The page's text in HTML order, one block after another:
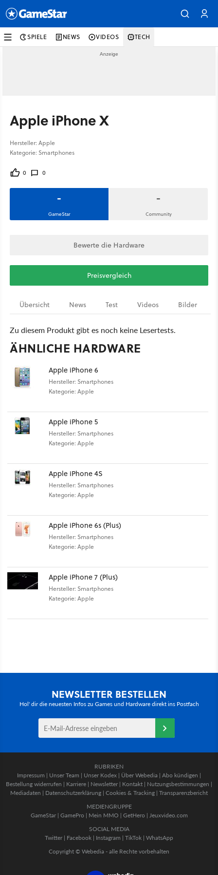
SPIELE NEWS VIDEOS TECH
Apple iPhone X
Hersteller: Apple
Kategorie: Smartphones
0 0
-
GameStar
-
Community
Bewerte die Hardware
Preisvergleich
Übersicht News Test Videos Bilder
Zu diesem Produkt gibt es noch keine Lesertests.
ÄHNLICHE HARDWARE
Apple iPhone 6
Hersteller: Smartphones
Kategorie: Apple
Apple iPhone 5
Hersteller: Smartphones
Kategorie: Apple
Apple iPhone 4S
Hersteller: Smartphones
Kategorie: Apple
Apple iPhone 6s (Plus)
Hersteller: Smartphones
Kategorie: Apple
Apple iPhone 7 (Plus)
Hersteller: Smartphones
Kategorie: Apple
NEWSLETTER BESTELLEN
Hol' dir die neuesten Infos zu Games und Hardware direkt ins Postfach
RUBRIKEN
Impressum | Unser Team | Unser Kodex | Über Webedia | Abo kündigen |
Bestellung widerrufen | Karriere | Newsletter | Kontakt | Nutzungsbestimmungen |
Mediadaten | Datenschutzerklärung | Cookies & Tracking | Transparenzbericht
MEDIENGRUPPE
GameStar| GamePro | Mein MMO | GetHero | Jeuxvideo.com
SOCIAL MEDIA
Twitter | Facebook | Instagram | TikTok | WhatsApp
Copyright © Webedia - alle Rechte vorbehalten